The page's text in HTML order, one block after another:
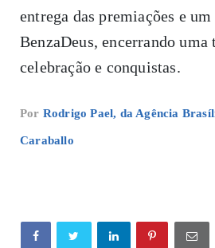
entrega das premiações e
BenzaDeus, encerrando uma
celebração e conquistas.
Por Rodrigo Pael, da Agência
Caraballo